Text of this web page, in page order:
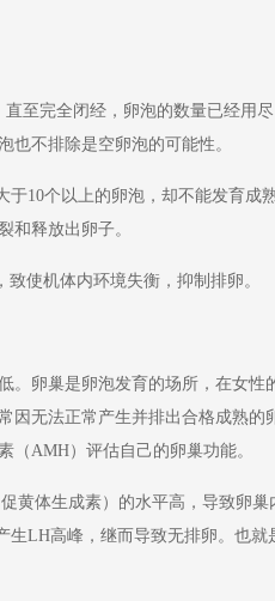
完全闭经，卵泡的数量已经用
也不排除是空卵泡的可能性。
个以上的卵泡，却不能发育成
和释放出卵子。
使机体内环境失衡，抑制排卵。
卵巢是卵泡发育的场所，在女性
无法正常产生并排出合格成熟的
（AMH）评估自己的卵巢功能。
体生成素）的水平高，导致卵巢
LH高峰，继而导致无排卵。也